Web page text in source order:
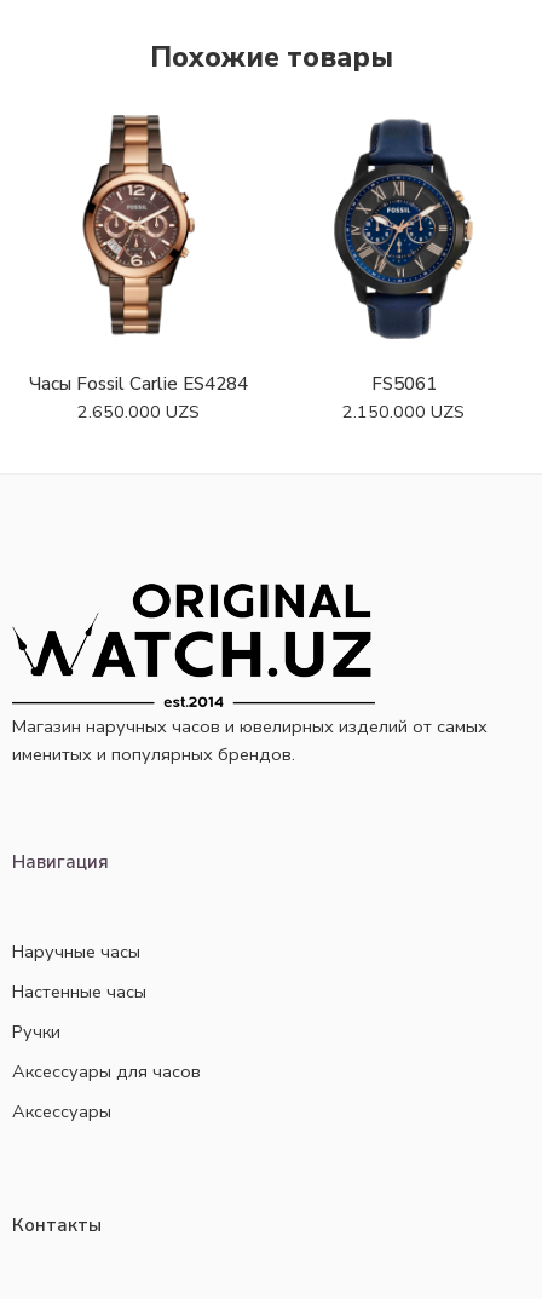
Похожие товары
Часы Fossil Carlie ES4284
2.650.000 UZS
FS5061
2.150.000 UZS
Магазин наручных часов и ювелирных изделий от самых
именитых и популярных брендов.
Навигация
Наручные часы
Настенные часы
Ручки
Аксессуары для часов
Аксессуары
Контакты